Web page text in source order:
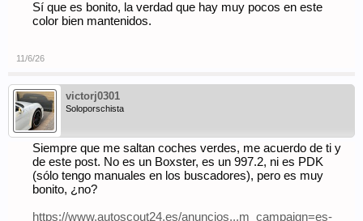
Sí que es bonito, la verdad que hay muy pocos en este
color bien mantenidos.
11/6/26
victorj0301
Soloporschista
Siempre que me saltan coches verdes, me acuerdo de ti y
de este post. No es un Boxster, es un 997.2, ni es PDK
(sólo tengo manuales en los buscadores), pero es muy
bonito, ¿no?
https://www.autoscout24.es/anuncios...m_campaign=es-